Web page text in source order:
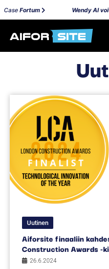
Fortum Wendy AI voitti
Uutinen
Aiforsite finaaliin
Construction Awards -
26.6.2024